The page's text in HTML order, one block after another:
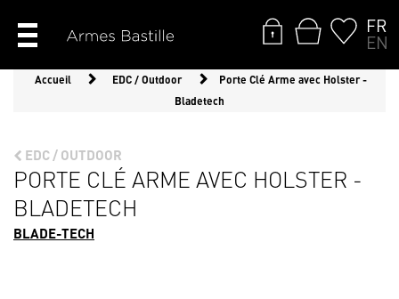
FR
EN
Accueil EDC / Outdoor
Porte Clé Arme avec Holster -
Bladetech
EDC / OUTDOOR
PORTE CLÉ ARME AVEC HOLSTER -
BLADETECH
BLADE-TECH